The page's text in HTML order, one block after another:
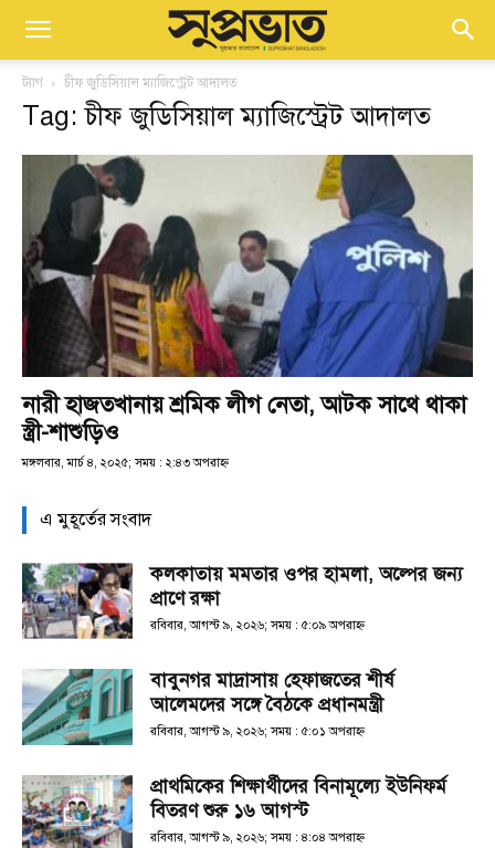
ট্যাগ চীফ জুডিসিয়াল ম্যাজিস্ট্রেট আদালত
Tag: চীফ জুডিসিয়াল ম্যাজিস্ট্রেট আদালত
নারী হাজতখানায় শ্রমিক লীগ নেতা, আটক সাথে থাকা
স্ত্রী-শাশুড়িও
মঙ্গলবার, মার্চ ৪, ২০২৫; সময় : ২:৪৩ অপরাহ্ণ
এ মুহূর্তের সংবাদ
কলকাতায় মমতার ওপর হামলা, অল্পের জন্য
প্রাণে রক্ষা
রবিবার, আগস্ট ৯, ২০২৬; সময় : ৫:০৯ অপরাহ্ণ
বাবুনগর মাদ্রাসায় হেফাজতের শীর্ষ
আলেমদের সঙ্গে বৈঠকে প্রধানমন্ত্রী
রবিবার, আগস্ট ৯, ২০২৬; সময় : ৫:০১ অপরাহ্ণ
প্রাথমিকের শিক্ষার্থীদের বিনামূল্যে ইউনিফর্ম
বিতরণ শুরু ১৬ আগস্ট
রবিবার, আগস্ট ৯, ২০২৬; সময় : ৪:০৪ অপরাহ্ণ